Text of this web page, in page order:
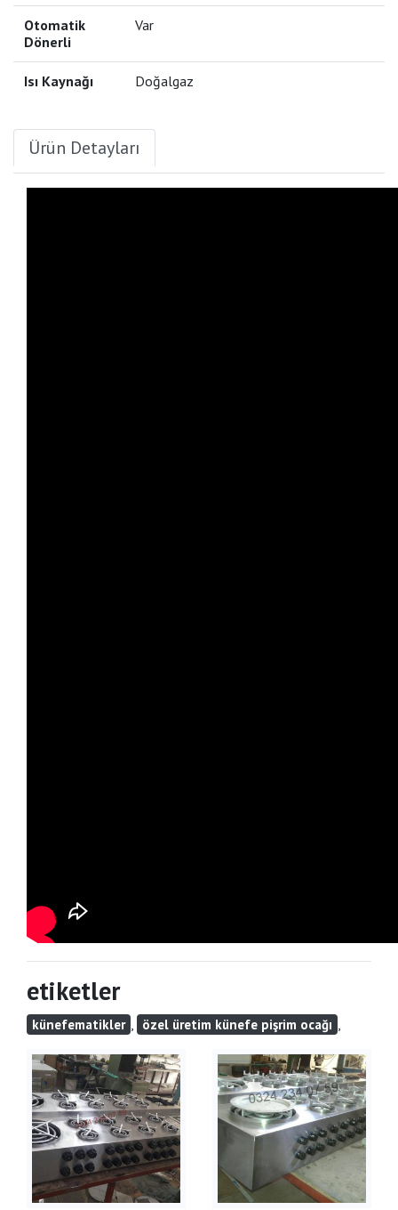
Otomatik
Dönerli
Var
Isı Kaynağı Doğalgaz
Ürün Detayları
etiketler
künefematikler özel üretim künefe pişrim ocağı